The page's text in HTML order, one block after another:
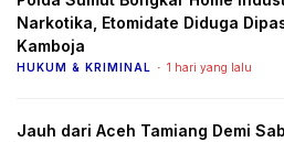
Narkotika, Etomidate Diduga
Kamboja
HUKUM & KRIMINAL 1 hari yang lalu
Jauh dari Aceh Tamiang Demi